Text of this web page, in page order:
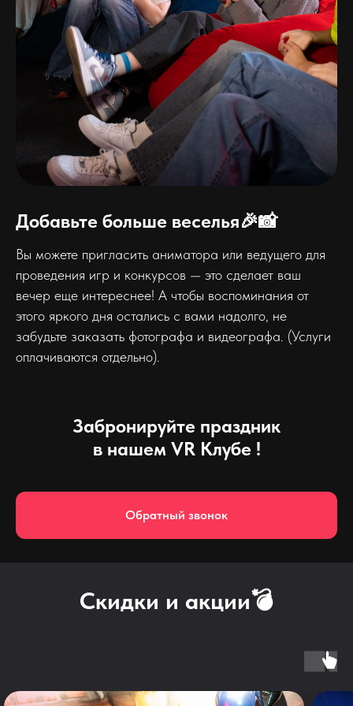
Добавьте больше веселья🎉📸
Вы можете пригласить аниматора или ведущего для
проведения игр и конкурсов — это сделает ваш
вечер еще интереснее! А чтобы воспоминания от
этого яркого дня остались с вами надолго, не
забудьте заказать фотографа и видеографа. (Услуги
оплачиваются отдельно).
Забронируйте праздник
в нашем VR Клубе !
Обратный звонок
Скидки и акции💣